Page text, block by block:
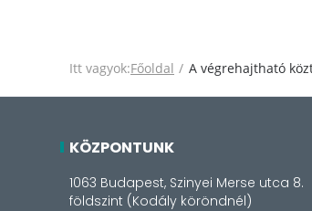
Itt vagyok:Főoldal A végrehajtható
KÖZPONTUNK
1063 Budapest, Szinyei Merse utca 8.
földszint (Kodály köröndnél)